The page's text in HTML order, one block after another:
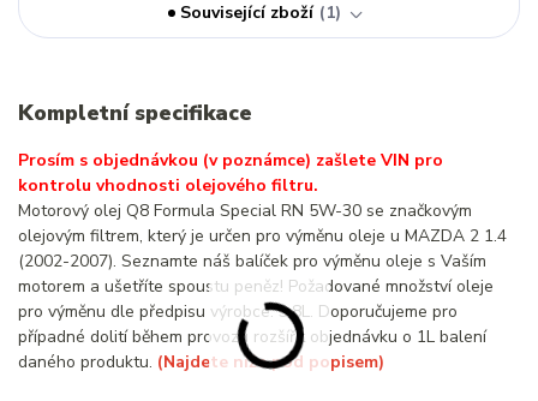
Související zboží
1
Kompletní specifikace
Prosím s objednávkou (v poznámce) zašlete VIN pro
kontrolu vhodnosti olejového filtru.
Motorový olej Q8 Formula Special RN 5W-30 se značkovým
olejovým filtrem, který je určen pro výměnu oleje u MAZDA 2 1.4
(2002-2007). Seznamte náš balíček pro výměnu oleje s Vaším
motorem a ušetříte spoustu peněz! Požadované množství oleje
pro výměnu dle předpisu výrobce: 3,8L. Doporučujeme pro
případné dolití během provozu rozšířit objednávku o 1L balení
daného produktu. (Najdete níže pod popisem)